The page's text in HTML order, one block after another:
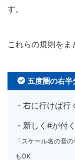
す。
これらの規則をま
五度圏の右半
・右に行けば行
・新しく#が付
「スケール名の音
もOK